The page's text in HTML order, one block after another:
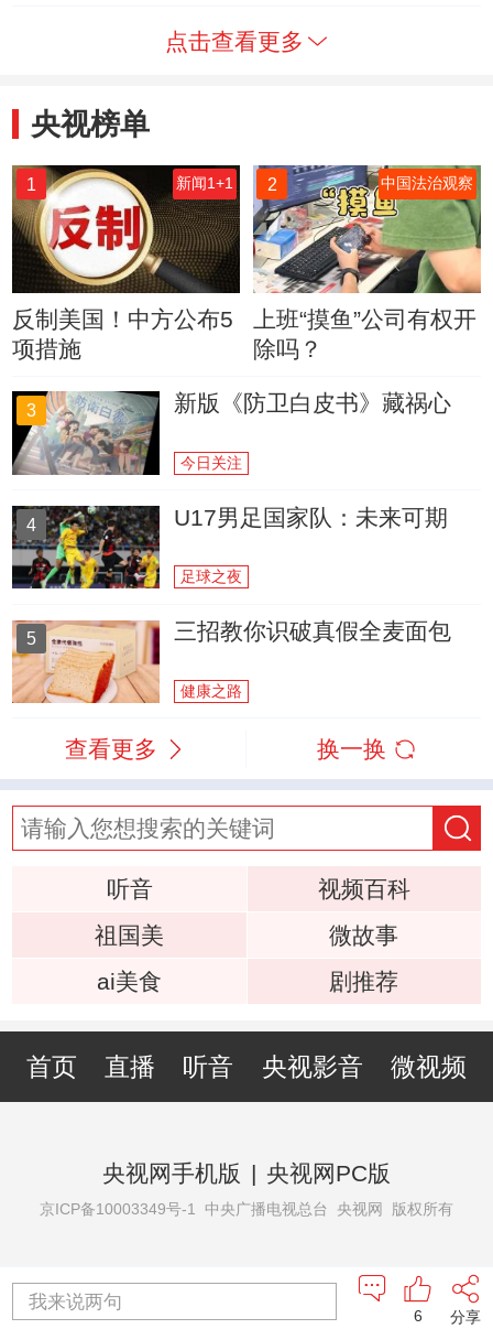
点击查看更多
央视榜单
1 新闻1+1
反制美国！中方公布5
项措施
2 中国法治观察
上班“摸鱼”公司有权开
除吗？
3 新版《防卫白皮书》藏祸心
今日关注
4 U17男足国家队：未来可期
足球之夜
5 三招教你识破真假全麦面包
健康之路
查看更多 换一换
听音
视频百科
祖国美
微故事
ai美食
剧推荐
首页 直播 听音 央视影音 微视频
央视网手机版 | 央视网PC版
京ICP备10003349号-1 中央广播电视总台 央视网 版权所有
我来说两句
分享
6